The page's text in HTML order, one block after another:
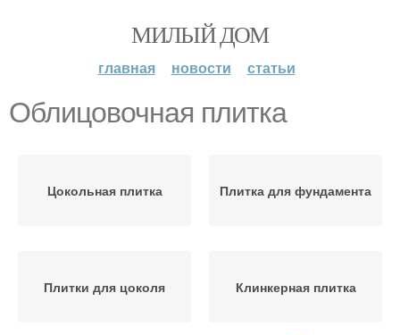
МИЛЫЙ ДОМ
главная новости статьи
Облицовочная плитка
Цокольная плитка Плитка для фундамента
Плитки для цоколя Клинкерная плитка